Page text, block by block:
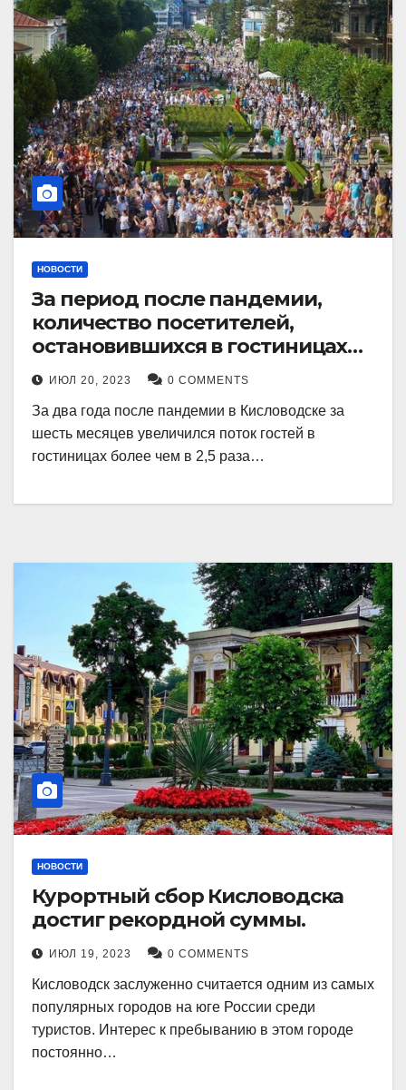
НОВОСТИ
За период после пандемии,
количество посетителей,
остановившихся в гостиницах
Кисловодска, выросло в 2,5 раза.
ИЮЛ 20, 2023 0 COMMENTS
За два года после пандемии в Кисловодске за
шесть месяцев увеличился поток гостей в
гостиницах более чем в 2,5 раза…
НОВОСТИ
Курортный сбор Кисловодска
достиг рекордной суммы.
ИЮЛ 19, 2023 0 COMMENTS
Кисловодск заслуженно считается одним из самых
популярных городов на юге России среди
туристов. Интерес к пребыванию в этом городе
постоянно…